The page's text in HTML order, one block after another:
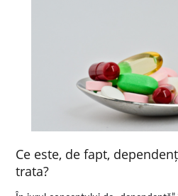
Ce este, de fapt,
trata?